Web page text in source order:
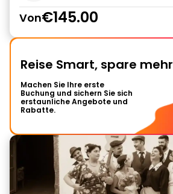
Von€145.00
Reise Smart, spare mehr
Machen Sie Ihre erste
Buchung und sichern Sie sich
erstaunliche Angebote und
Rabatte.